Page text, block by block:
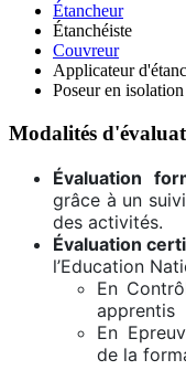
Étancheur
Étanchéiste
Couvreur
Applicateur
Poseur en
Modalités
Évaluation
grâce à un
des activités.
Évaluation
l’Education
En
apprentis
En
de la